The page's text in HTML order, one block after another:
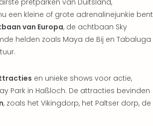
pretparken van Duitsland,
een kleine of grote adrenalinejunkie bent
van Europa, de achtbaan Sky
helden zoals Maya de Bij en Tabaluga
en unieke shows voor actie,
Park in Haßloch. De attracties bevinden
, zoals het Vikingdorp, het Paltser dorp, de